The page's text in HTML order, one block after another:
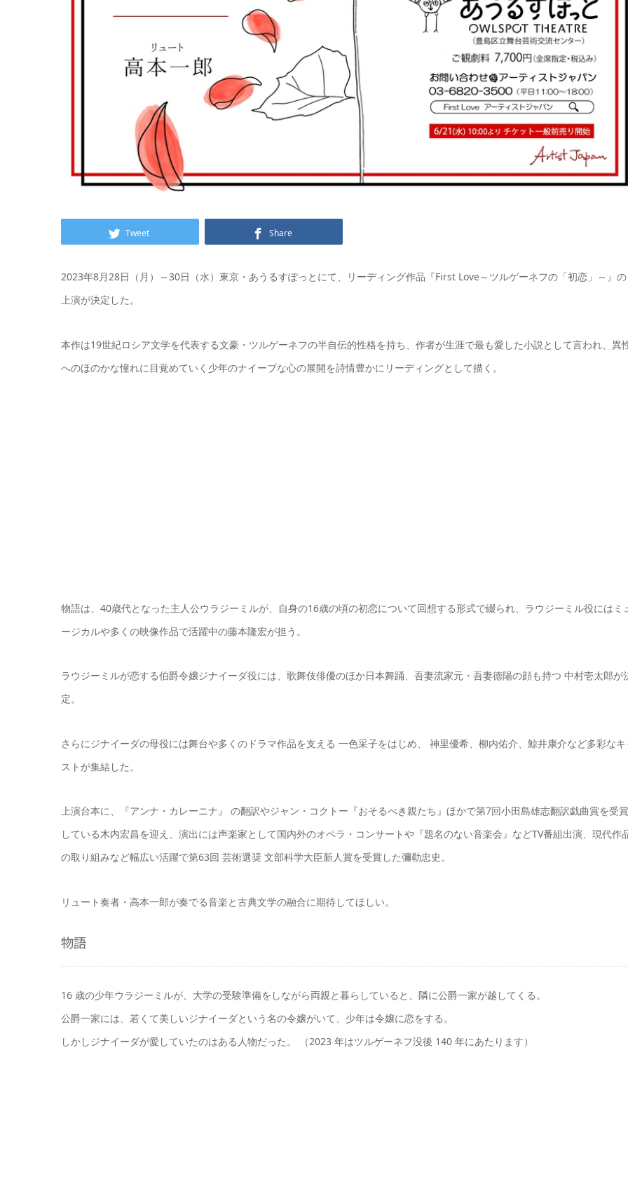
Tweet Share
2023年8月28日（月）～30日（水）東京・あうるすぽっとにて、リーディング作品『First Love～ツルゲーネフの「初恋」～』の
上演が決定した。
本作は19世紀ロシア文学を代表する文豪・ツルゲーネフの半自伝的性格を持ち、作者が生涯で最も愛した小説として言われ、異
へのほのかな憧れに目覚めていく少年のナイーブな心の展開を詩情豊かにリーディングとして描く。
物語は、40歳代となった主人公ウラジーミルが、自身の16歳の頃の初恋について回想する形式で綴られ、ラウジーミル役にはミ
ージカルや多くの映像作品で活躍中の藤本隆宏が担う。
ラウジーミルが恋する伯爵令嬢ジナイーダ役には、歌舞伎俳優のほか日本舞踊、吾妻流家元・吾妻徳陽の顔も持つ 中村壱太郎が
定。
さらにジナイーダの母役には舞台や多くのドラマ作品を支える 一色采子をはじめ、 神里優希、柳内佑介、鯨井康介など多彩なキ
ストが集結した。
上演台本に、『アンナ・カレーニナ』 の翻訳やジャン・コクトー『おそるべき親たち』ほかで第7回小田島雄志翻訳戯曲賞を受賞
している木内宏昌を迎え、演出には声楽家として国内外のオペラ・コンサートや『題名のない音楽会』などTV番組出演、現代作
の取り組みなど幅広い活躍で第63回 芸術選奨 文部科学大臣新人賞を受賞した彌勒忠史。
リュート奏者・高本一郎が奏でる音楽と古典文学の融合に期待してほしい。
物語
16 歳の少年ウラジーミルが、大学の受験準備をしながら両親と暮らしていると、隣に公爵一家が越してくる。
公爵一家には、若くて美しいジナイーダという名の令嬢がいて、少年は令嬢に恋をする。
しかしジナイーダが愛していたのはある人物だった。 （2023 年はツルゲーネフ没後 140 年にあたります）